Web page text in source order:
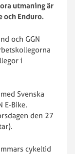
utmaning är
och Enduro.
och GGN
i
Svenska
E-Bike.
den 27
cykeltid